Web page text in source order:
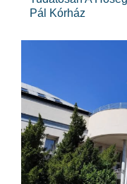
Pál Kórház